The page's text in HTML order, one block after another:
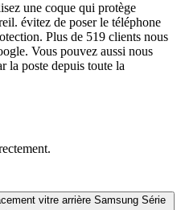
une coque qui protège
évitez de poser le téléphone
Plus de 519 clients nous
Vous pouvez aussi nous
la poste depuis toute la
vitre arrière Samsung Série